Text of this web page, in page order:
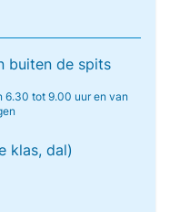
buiten de spits
6.30 tot 9.00 uur en van
klas, dal)